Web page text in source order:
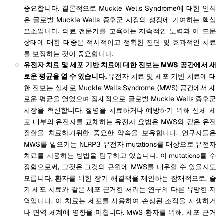
중요합니다. 결론적으로 Muckle Wells Syndrome에 대한 인식
은 글로벌 Muckle Wells 증후군 시장의 성장에 기여하는 핵심
요소입니다. 의료 전문가를 교육하는 지속적인 노력과 이 드문
상태에 대한 대중은 적시적이고 정확한 진단 및 효과적인 치료
를 보장하는 것이 중요합니다.
유전자 치료 및 세포 기반 치료에 대한 진보는 MWS 공간에서 새
로운 평균을 열 수 있습니다. 유전자 치료 및 세포 기반 치료에 대
한 진보는 실제로 Muckle Wells Syndrome (MWS) 공간에서 새
로운 평균을 열었으며 잠재적으로 글로벌 Muckle Wells 증후군
시장을 혁신합니다. 질병을 치료하거나 예방하기 위해 신체 세
포 내부의 유전자를 교체하는 유전자 요법은 MWS와 같은 유전
질환을 치료하기위한 중요한 약속을 보유합니다. 연구자들은
MWS를 일으키는 NLRP3 유전자 mutations를 대상으로 유전자
치료를 사용하는 방법을 탐구하고 있습니다. 이 mutations를 수
정함으로써, 그것은 그것의 근원에 MWS를 대우할 수 있을지도
모릅니다, 환자를 위한 장기 해결책을 제안하는 잠재적으로. 줄
기 세포 치료와 같은 세포 근거한 처리는 연구의 다른 유망한 지
역입니다. 이 치료는 세포를 사용하여 손상된 조직을 재생하거
나 면역 체계에 영향을 미칩니다. MWS 환자를 위해, 세포 근거